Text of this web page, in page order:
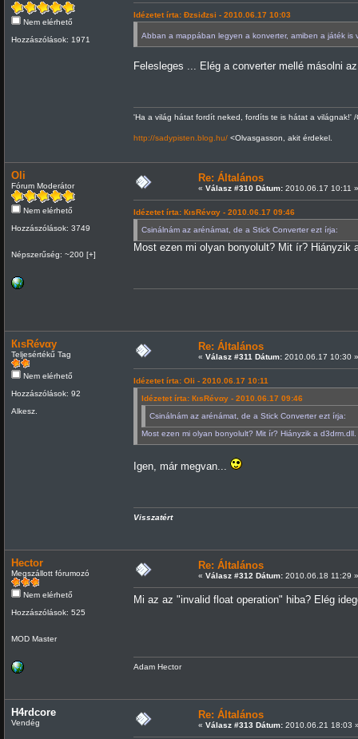
Nem elérhető
Hozzászólások: 1971
Idézetet írta: Đzsiđzsi - 2010.06.17 10:03
Abban a mappában legyen a konverter, amiben a játék
Felesleges ... Elég a converter mellé másolni
'Ha a világ hátat fordít neked, fordíts te is hátat a világnak!' /
http://sadypisten.blog.hu/<Olvasgasson, akit érdekel.
Oli
Fórum Moderátor
Nem elérhető
Hozzászólások: 3749
Népszerűség: ~200 [+]
Re: Általános
« Válasz #310 Dátum:2010.06.17 10:11 »
Idézetet írta: КιsRévαy - 2010.06.17 09:46
Csinálnám az arénámat, de a Stick Converter ezt írja:
Most ezen mi olyan bonyolult? Mit ír? Hiányzik
КιsRévαy
Teljesértékű Tag
Nem elérhető
Hozzászólások: 92
Alkesz.
Re: Általános
« Válasz #311 Dátum:2010.06.17 10:30 »
Idézetet írta: Oli - 2010.06.17 10:11
Idézetet írta: КιsRévαy - 2010.06.17 09:46
Csinálnám az arénámat, de a Stick Converter ezt írja:
Most ezen mi olyan bonyolult? Mit ír? Hiányzik a
Igen, már megvan...
Visszatért
Hector
Megszállott fórumozó
Nem elérhető
Hozzászólások: 525
MOD Master
Re: Általános
« Válasz #312 Dátum:2010.06.18 11:29 »
Mi az az "invalid float operation" hiba? Elég
Adam Hector
H4rdcore
Vendég
Re: Általános
« Válasz #313 Dátum:2010.06.21 18:03